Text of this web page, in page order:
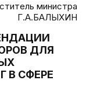
министра
Г.А.БАЛЫХИН
ДЛЯ
В СФЕРЕ